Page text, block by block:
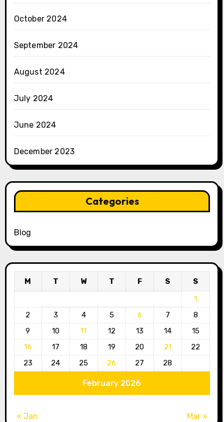
October 2024
September 2024
August 2024
July 2024
June 2024
December 2023
Categories
Blog
February 2026
M T W T F S
S
1
2
3 4 5 6 7
8
9
10 11 12 13 14
15
16
17 18 19 20 21
22
23
24 25 26 27 28
« Jan Mar »